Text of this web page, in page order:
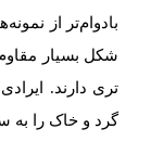
بادوام‌تر از
شکل بسیار
تری دارند.
گرد و خاک را به